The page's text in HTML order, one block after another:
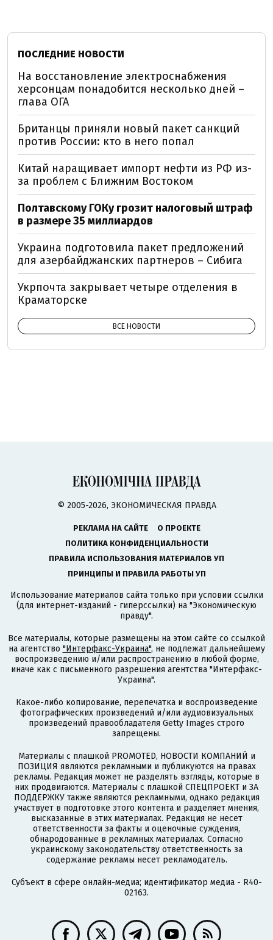
ПОСЛЕДНИЕ НОВОСТИ
На восстановление электроснабжения
херсонцам понадобится несколько дней –
глава ОГА
Британцы приняли новый пакет санкций
против России: кто в него попал
Китай наращивает импорт нефти из РФ из-
за проблем с Ближним Востоком
Полтавскому ГОКу грозит налоговый штраф
в размере 35 миллиардов
Украина подготовила пакет предложений
для азербайджанских партнеров – Сибига
Укрпочта закрывает четыре отделения в
Краматорске
ВСЕ НОВОСТИ
© 2005-2026, ЭКОНОМИЧЕСКАЯ ПРАВДА
РЕКЛАМА НА САЙТЕ
О ПРОЕКТЕ
ПОЛИТИКА КОНФИДЕНЦИАЛЬНОСТИ
ПРАВИЛА ИСПОЛЬЗОВАНИЯ МАТЕРИАЛОВ УП
ПРИНЦИПЫ И ПРАВИЛА РАБОТЫ УП
Использование материалов сайта только при условии ссылки
(для интернет-изданий - гиперссылки) на "Экономическую
правду".
Все материалы, которые размещены на этом сайте со ссылкой
на агентство "Интерфакс-Украина", не подлежат дальнейшему
воспроизведению и/или распространению в любой форме,
иначе как с письменного разрешения агентства "Интерфакс-
Украина".
Какое-либо копирование, перепечатка и воспроизведение
фотографических произведений и/или аудиовизуальных
произведений правообладателя Getty Images строго
запрещены.
Материалы с плашкой PROMOTED, НОВОСТИ КОМПАНИЙ и
ПОЗИЦИЯ являются рекламными и публикуются на правах
рекламы. Редакция может не разделять взгляды, которые в
них продвигаются. Материалы с плашкой СПЕЦПРОЕКТ и ЗА
ПОДДЕРЖКУ также являются рекламными, однако редакция
участвует в подготовке этого контента и разделяет мнения,
высказанные в этих материалах. Редакция не несет
ответственности за факты и оценочные суждения,
обнародованные в рекламных материалах. Согласно
украинскому законодательству ответственность за
содержание рекламы несет рекламодатель.
Субъект в сфере онлайн-медиа; идентификатор медиа - R40-
02163.